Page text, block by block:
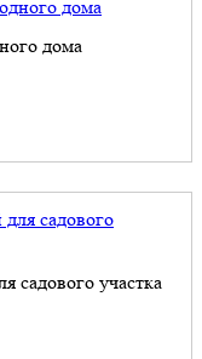
дома
садового участка